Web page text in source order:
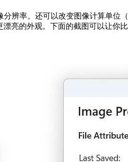
辨率。还可以改变图像计算单位
亮的外观。下面的截图可以让你